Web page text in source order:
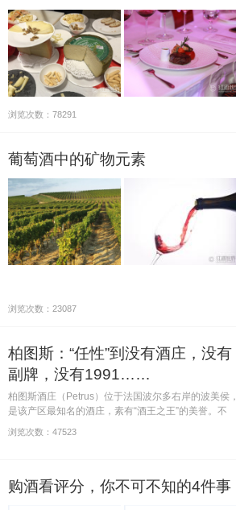
浏览次数：78291
葡萄酒中的矿物元素
浏览次数：23087
柏图斯：“任性”到没有酒庄，没有
副牌，没有1991……
柏图斯酒庄（Petrus）位于法国波尔多右岸的波美侯，
是该产区最知名的酒庄，素有“酒王之王”的美誉。不
过，这头衔真心不是盖的，是对品质“任性”地坚持出来
的。
浏览次数：47523
购酒看评分，你不可不知的4件事